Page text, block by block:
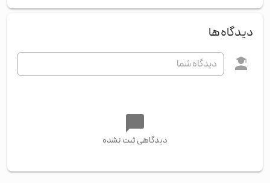
دیدگاه‌ها
دیدگاهی ثبت نشده